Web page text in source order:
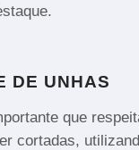
DE UNHAS
que
cortadas,